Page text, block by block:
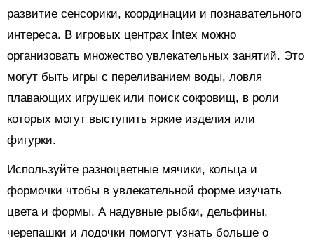
развитие сенсорики, координации и познавательного
интереса. В игровых центрах Intex можно
организовать множество увлекательных занятий. Это
могут быть игры с переливанием воды, ловля
плавающих игрушек или поиск сокровищ, в роли
которых могут выступить яркие изделия или
фигурки.
Используйте разноцветные мячики, кольца и
формочки чтобы в увлекательной форме изучать
цвета и формы. А надувные рыбки, дельфины,
черепашки и лодочки помогут узнать больше о